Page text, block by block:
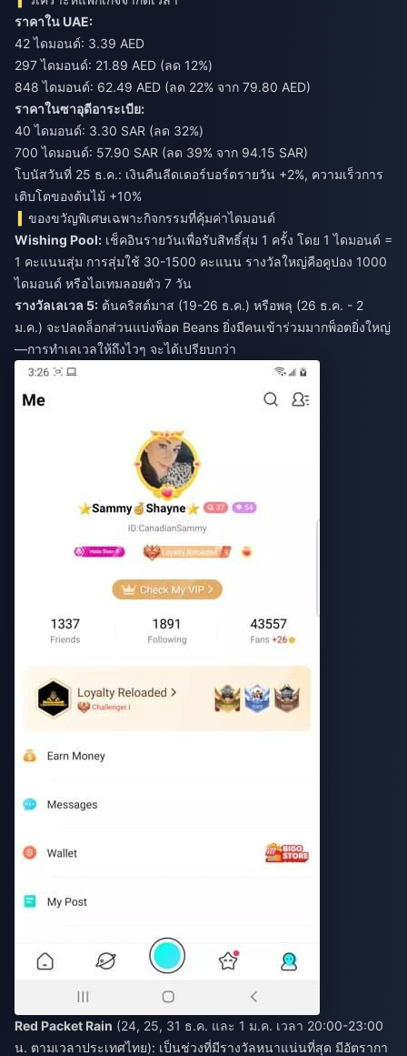
ราคาใน UAE:
42 ไดมอนด์: 3.39 AED
297 ไดมอนด์: 21.89 AED (ลด 12%)
848 ไดมอนด์: 62.49 AED (ลด 22% จาก 79.80 AED)
ราคาในซาอุดีอาระเบีย:
40 ไดมอนด์: 3.30 SAR (ลด 32%)
700 ไดมอนด์: 57.90 SAR (ลด 39% จาก 94.15 SAR)
โบนัสวันที่ 25 ธ.ค.: เงินคืนลีดเดอร์บอร์ดรายวัน +2%, ความเร็วการ
เติบโตของต้นไม้ +10%
ของขวัญพิเศษเฉพาะกิจกรรมที่คุ้มค่าไดมอนด์
Wishing Pool: เช็คอินรายวันเพื่อรับสิทธิ์สุ่ม 1 ครั้ง โดย 1 ไดมอนด์ =
1 คะแนนสุ่ม การสุ่มใช้ 30-1500 คะแนน รางวัลใหญ่คือคูปอง 1000
ไดมอนด์ หรือไอเทมลอยตัว 7 วัน
รางวัลเลเวล 5: ต้นคริสต์มาส (19-26 ธ.ค.) หรือพลุ (26 ธ.ค. - 2
ม.ค.) จะปลดล็อกส่วนแบ่งพ็อต Beans ยิ่งมีคนเข้าร่วมมากพ็อตยิ่งใหญ่
—การทำเลเวลให้ถึงไวๆ จะได้เปรียบกว่า
Red Packet Rain (24, 25, 31 ธ.ค. และ 1 ม.ค. เวลา 20:00-23:00
น. ตามเวลาประเทศไทย): เป็นช่วงที่มีรางวัลหนาแน่นที่สุด มีอัตรากา